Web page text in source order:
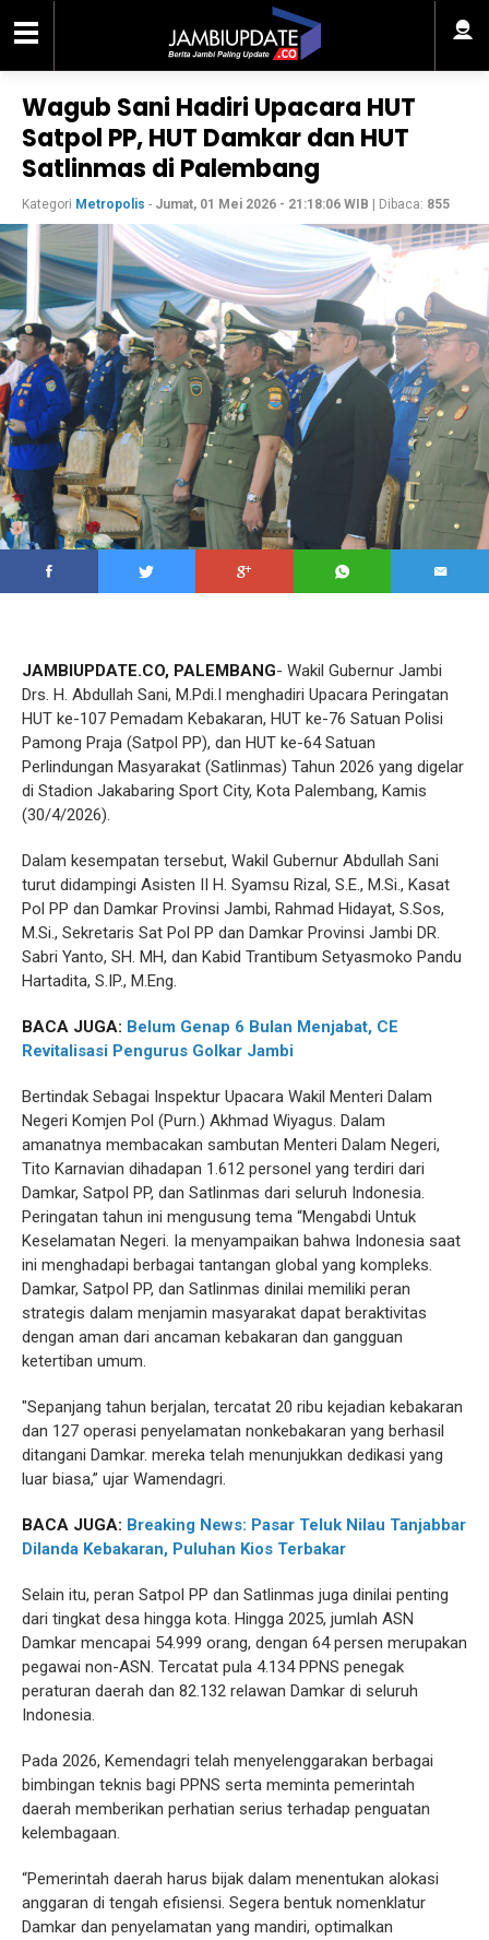
Wagub Sani Hadiri Upacara HUT
Satpol PP, HUT Damkar dan HUT
Satlinmas di Palembang
Kategori Metropolis - Jumat, 01 Mei 2026 - 21:18:06 WIB | Dibaca: 855
JAMBIUPDATE.CO, PALEMBANG- Wakil Gubernur Jambi
Drs. H. Abdullah Sani, M.Pdi.I menghadiri Upacara Peringatan
HUT ke-107 Pemadam Kebakaran, HUT ke-76 Satuan Polisi
Pamong Praja (Satpol PP), dan HUT ke-64 Satuan
Perlindungan Masyarakat (Satlinmas) Tahun 2026 yang digelar
di Stadion Jakabaring Sport City, Kota Palembang, Kamis
(30/4/2026).
Dalam kesempatan tersebut, Wakil Gubernur Abdullah Sani
turut didampingi Asisten II H. Syamsu Rizal, S.E., M.Si., Kasat
Pol PP dan Damkar Provinsi Jambi, Rahmad Hidayat, S.Sos,
M.Si., Sekretaris Sat Pol PP dan Damkar Provinsi Jambi DR.
Sabri Yanto, SH. MH, dan Kabid Trantibum Setyasmoko Pandu
Hartadita, S.IP., M.Eng.
BACA JUGA: Belum Genap 6 Bulan Menjabat, CE
Revitalisasi Pengurus Golkar Jambi
Bertindak Sebagai Inspektur Upacara Wakil Menteri Dalam
Negeri Komjen Pol (Purn.) Akhmad Wiyagus. Dalam
amanatnya membacakan sambutan Menteri Dalam Negeri,
Tito Karnavian dihadapan 1.612 personel yang terdiri dari
Damkar, Satpol PP, dan Satlinmas dari seluruh Indonesia.
Peringatan tahun ini mengusung tema “Mengabdi Untuk
Keselamatan Negeri. Ia menyampaikan bahwa Indonesia saat
ini menghadapi berbagai tantangan global yang kompleks.
Damkar, Satpol PP, dan Satlinmas dinilai memiliki peran
strategis dalam menjamin masyarakat dapat beraktivitas
dengan aman dari ancaman kebakaran dan gangguan
ketertiban umum.
"Sepanjang tahun berjalan, tercatat 20 ribu kejadian kebakaran
dan 127 operasi penyelamatan nonkebakaran yang berhasil
ditangani Damkar. mereka telah menunjukkan dedikasi yang
luar biasa,” ujar Wamendagri.
BACA JUGA: Breaking News: Pasar Teluk Nilau Tanjabbar
Dilanda Kebakaran, Puluhan Kios Terbakar
Selain itu, peran Satpol PP dan Satlinmas juga dinilai penting
dari tingkat desa hingga kota. Hingga 2025, jumlah ASN
Damkar mencapai 54.999 orang, dengan 64 persen merupakan
pegawai non-ASN. Tercatat pula 4.134 PPNS penegak
peraturan daerah dan 82.132 relawan Damkar di seluruh
Indonesia.
Pada 2026, Kemendagri telah menyelenggarakan berbagai
bimbingan teknis bagi PPNS serta meminta pemerintah
daerah memberikan perhatian serius terhadap penguatan
kelembagaan.
“Pemerintah daerah harus bijak dalam menentukan alokasi
anggaran di tengah efisiensi. Segera bentuk nomenklatur
Damkar dan penyelamatan yang mandiri, optimalkan